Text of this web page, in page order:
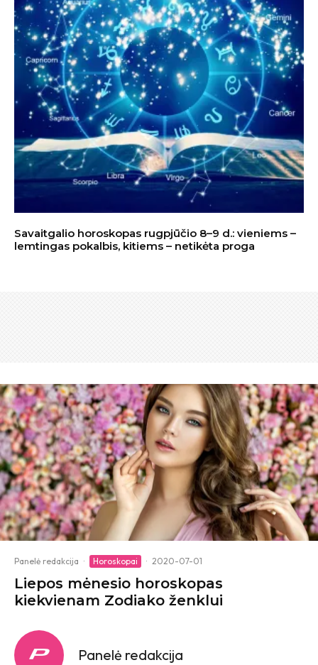
Savaitgalio horoskopas rugpjūčio 8–9 d.: vieniems –
lemtingas pokalbis, kitiems – netikėta proga
Panelė redakcija · Horoskopai · 2020-07-01
Liepos mėnesio horoskopas
kiekvienam Zodiako ženklui
Panelė redakcija